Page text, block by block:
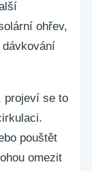
ohřev,
dávkování
projeví se to
pouštět
omezit